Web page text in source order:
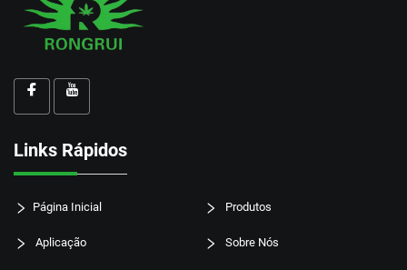
Links Rápidos
Página Inicial Produtos
Aplicação Sobre Nós